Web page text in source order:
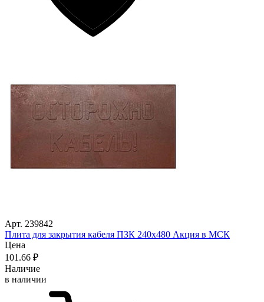
Арт. 239842
Плита для закрытия кабеля ПЗК 240х480 Акция в МСК
Цена
101 .66 ₽
Наличие
в наличии